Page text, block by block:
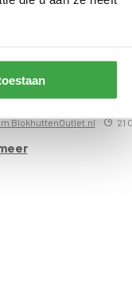
BlokhuttenOutlet.nl 21